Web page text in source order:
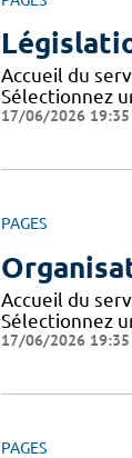
Accueil du
Sélectionnez
17/06/2026 19:35
PAGES
Accueil du
Sélectionnez
17/06/2026 19:35
PAGES